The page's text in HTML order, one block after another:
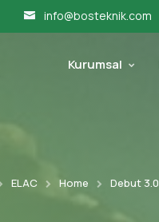
info@bosteknik.com
Kurumsal
ELAC Home Debut 3.0